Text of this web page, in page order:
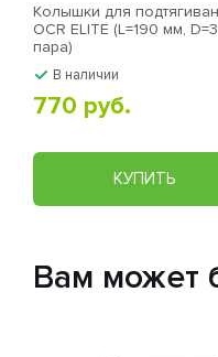
Колышки для
OCR ELITE (L=190 мм,
пара)
В наличии
770 руб.
КУПИТЬ
Вам может